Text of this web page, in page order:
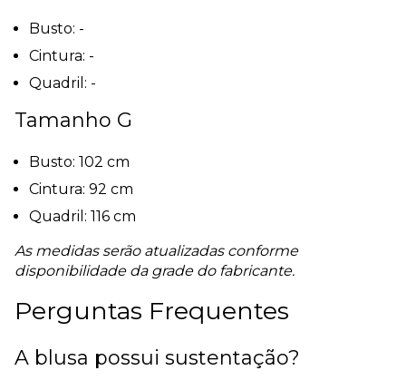
Busto: -
Cintura: -
Quadril: -
Tamanho G
Busto: 102 cm
Cintura: 92 cm
Quadril: 116 cm
As medidas serão atualizadas conforme
disponibilidade da grade do fabricante.
Perguntas Frequentes
A blusa possui sustentação?